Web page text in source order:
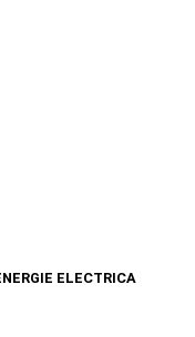
ELECTRICA